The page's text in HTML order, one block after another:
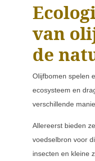
van
de
Olijfbomen spelen
ecosysteem en
verschillende
Allereerst bieden
voedselbron voor
insecten en kleine